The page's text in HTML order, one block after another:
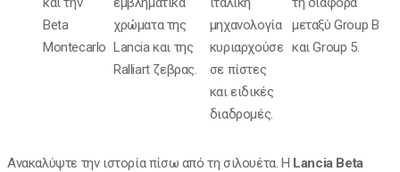
Beta
Montecarlo
χρώματα της
Lancia και της
Ralliart ζεβρας.
μηχανολογία
κυριαρχούσε
σε πίστες
και ειδικές
διαδρομές.
μεταξύ Group B
και Group 5.
Ανακαλύψτε την ιστορία πίσω από τη σιλουέτα. Η Lancia Beta